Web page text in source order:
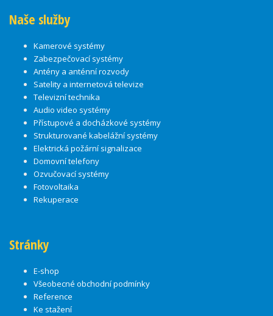
Naše služby
Kamerové systémy
Zabezpečovací systémy
Antény a anténní rozvody
Satelity a internetová televize
Televizní technika
Audio video systémy
Přístupové a docházkové systémy
Strukturované kabelážní systémy
Elektrická požární signalizace
Domovní telefony
Ozvučovací systémy
Fotovoltaika
Rekuperace
Stránky
E-shop
Všeobecné obchodní podmínky
Reference
Ke stažení